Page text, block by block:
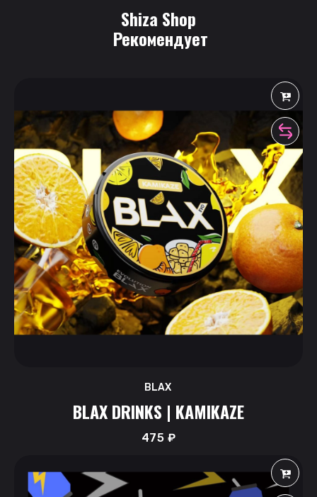
Shiza Shop
Рекомендует
BLAX
BLAX DRINKS | KAMIKAZE
475 ₽